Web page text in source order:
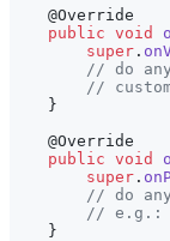
@Override
public void
super .
// do
//
}
@Override
public void
super .
// do
// e.g.:
}